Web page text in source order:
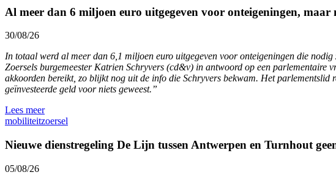
Al meer dan 6 miljoen euro uitgegeven voor onteigeningen,
30/08/26
In totaal werd al meer dan 6,1 miljoen euro uitgegeven voor onteigeningen die
Zoersels burgemeester Katrien Schryvers (cd&v) in antwoord op een
akkoorden bereikt, zo blijkt nog uit de info die Schryvers bekwam. Het
geïnvesteerde geld voor niets geweest.”
Lees meer
mobiliteitzoersel
Nieuwe dienstregeling De Lijn tussen Antwerpen en Turnhout
05/08/26